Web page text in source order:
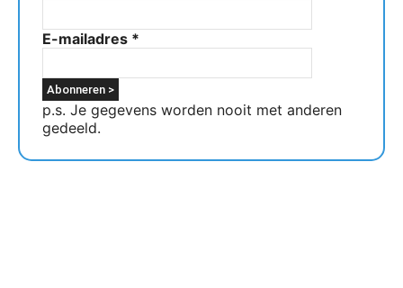
E-mailadres *
p.s. Je gegevens worden nooit met anderen
gedeeld.